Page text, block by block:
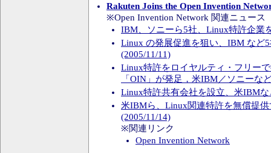
Rakuten Joins the Open Invention
※Open Invention Network 関連ニュース
IBM、ソニーら5社、Linux特許企業
Linux の発展促進を狙い、IBM など
(2005/11/11)
Linux特許をロイヤルティ・フリー
「OIN」が発足，米IBM／ソニーな
Linux特許共有会社を設立、米IBMな
米IBMら、Linux関連特許を無償提
(2005/11/14)
※関連リンク
Open Invention Network